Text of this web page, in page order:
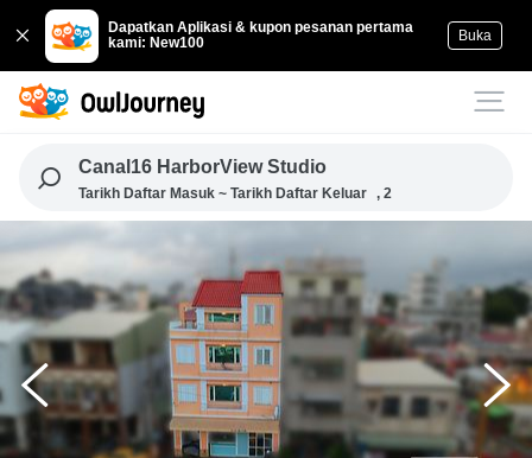
Dapatkan Aplikasi & kupon pesanan pertama
kami: New100
Buka
Canal16 HarborView Studio
Tarikh Daftar Masuk ~ Tarikh Daftar Keluar , 2